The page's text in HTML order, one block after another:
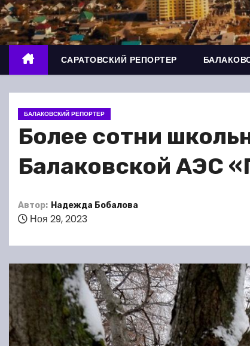
о
м
у
САРАТОВСКИЙ РЕПОРТЕР
БАЛАКОВСКИЙ РЕПОРТЕР
Более сотни
Балаковской АЭС
Автор: Надежда Бобалова
Ноя 29, 2023